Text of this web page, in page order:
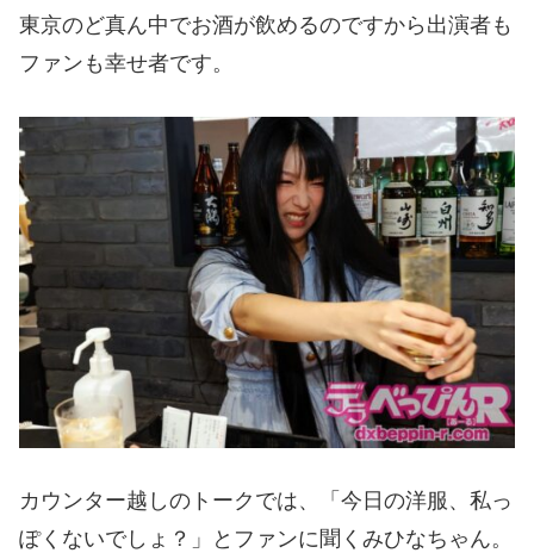
東京のど真ん中でお酒が飲めるのですから出演者も
ファンも幸せ者です。
カウンター越しのトークでは、「今日の洋服、私っ
ぽくないでしょ？」とファンに聞くみひなちゃん。